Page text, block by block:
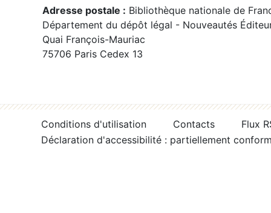
Adresse postale : Bibliothèque nationale de
Département du dépôt légal - Nouveautés
Quai François-Mauriac
75706 Paris Cedex 13
Conditions d'utilisation Contacts
Flux
Déclaration d'accessibilité : partiellement